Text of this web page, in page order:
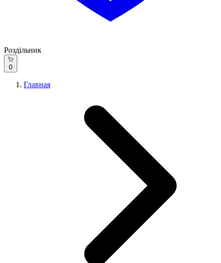
Роздільник
0
Главная